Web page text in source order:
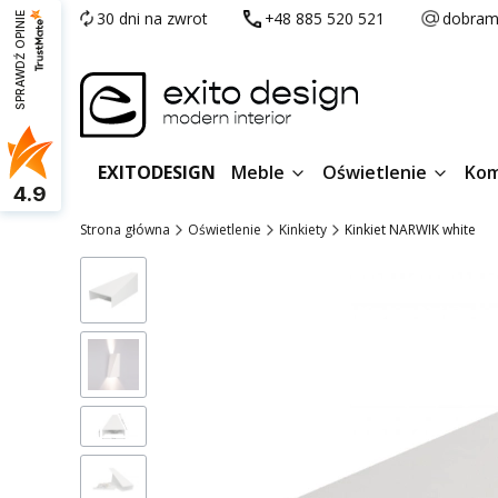
30 dni na zwrot +48 885 520 521
EXITODESIGN Meble Oświetlenie
Strona główna Oświetlenie Kinkiety Kinkiet NARWIK white
SPRAWDŹ OPINIE
4.9